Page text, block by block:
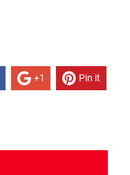
+1 Pin it